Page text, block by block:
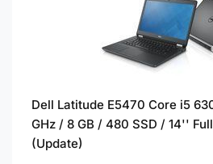
Dell Latitude E5470 Core i5
GHz / 8 GB / 480 SSD / 14''
(Update)